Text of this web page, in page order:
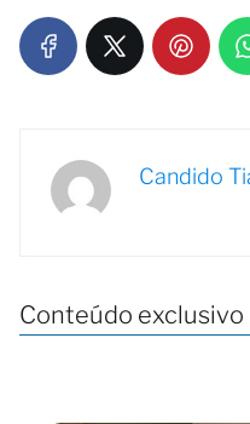
Candido
Conteúdo exclusivo